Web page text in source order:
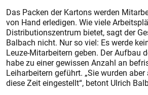
Das Packen der Kartons werden
von Hand erledigen. Wie viele
Distributionszentrum bietet, sagt der
Balbach nicht. Nur so viel: Es werde
Leuze-Mitarbeitern geben. Der Aufbau
habe zu einer gewissen Anzahl an
Leiharbeitern geführt. „Sie wurden
diese Zeit eingestellt“, betont Ulrich